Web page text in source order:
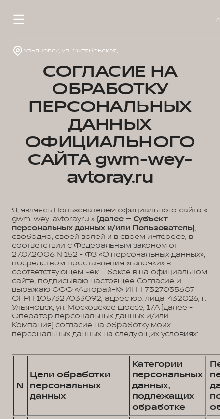
Ульяновск, ул. Октябрьская, д. 22л
СОГЛАСИЕ НА
ОБРАБОТКУ
ПЕРСОНАЛЬНЫХ
ДАННЫХ
ОФИЦИАЛЬНОГО
САЙТА gwm-wey-
avtoray.ru
Я, являясь Пользователем официального сайта «
gwm-wey-avtoray.ru » (далее – Субъект
персональных данных и/или Пользователь),
свободно, своей волей и в своем интересе, в
соответствии с Федеральным законом от
27.07.2006 N 152 - ФЗ «О персональных данных»,
посредством проставления «галочки» в
соответствующем чек – боксе в на официальном
сайте, подписываю настоящее Согласие и
выражаю ООО «Авторай-К» ИНН 7327035607
ОГРН 1057327033092, адрес юр. лица: 432026, г.
Ульяновск, ул. Московское шоссе, 17А (далее -
Оператор персональных данных и/или
Компания) согласие на обработку моих
персональных данных на следующих условиях:
N
Цели обработки
персональных
данных
Категории
персональных
данных,
подлежащих
обработке